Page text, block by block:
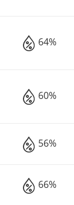
64%
60%
56%
66%